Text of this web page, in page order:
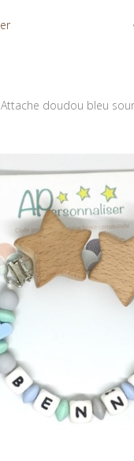
Attache doudou bleu